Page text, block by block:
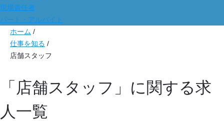
現場責任者
パート・アルバイト
ホーム /
仕事を知る /
店舗スタッフ
「店舗スタッフ」に関する求
人一覧